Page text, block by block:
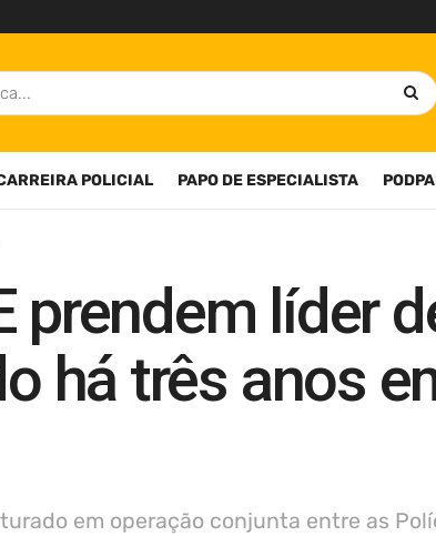
POLICIAL PAPO DE ESPECIALISTA
prendem líder
há três anos
em operação conjunta entre as